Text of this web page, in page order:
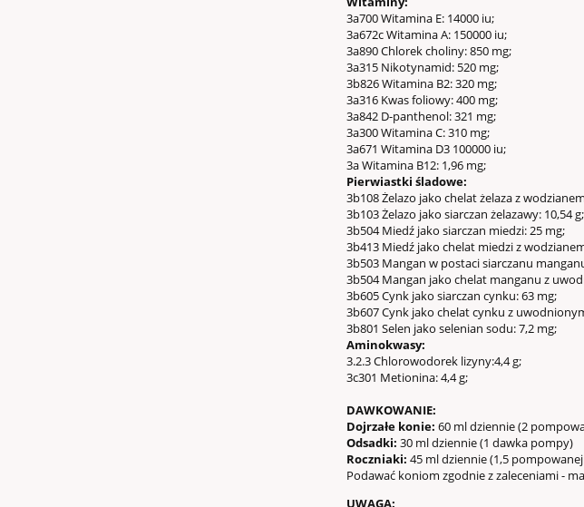
3a700 Witamina E: 14000 iu;
3a672c Witamina A: 150000 iu;
3a890 Chlorek choliny: 850 mg;
3a315 Nikotynamid: 520 mg;
3b826 Witamina B2: 320 mg;
3a316 Kwas foliowy: 400 mg;
3a842 D-panthenol: 321 mg;
3a300 Witamina C: 310 mg;
3a671 Witamina D3 100000 iu;
3a Witamina B12: 1,96 mg;
Pierwiastki śladowe:
3b108 Żelazo jako chelat żelaza z
3b103 Żelazo jako siarczan żelazawy: 10,54 g;
3b504 Miedź jako siarczan miedzi: 25 mg;
3b413 Miedź jako chelat miedzi z
3b503 Mangan w postaci siarczanu
3b504 Mangan jako chelat manganu z
3b605 Cynk jako siarczan cynku: 63 mg;
3b607 Cynk jako chelat cynku z
3b801 Selen jako selenian sodu: 7,2 mg;
Aminokwasy:
3.2.3 Chlorowodorek lizyny:4,4 g;
3c301 Metionina: 4,4 g;
DAWKOWANIE:
Dojrzałe konie: 60 ml dziennie (2
Odsadki: 30 ml dziennie (1 dawka pompy)
Roczniaki: 45 ml dziennie (1,5
Podawać koniom zgodnie z zaleceniami -
UWAGA: